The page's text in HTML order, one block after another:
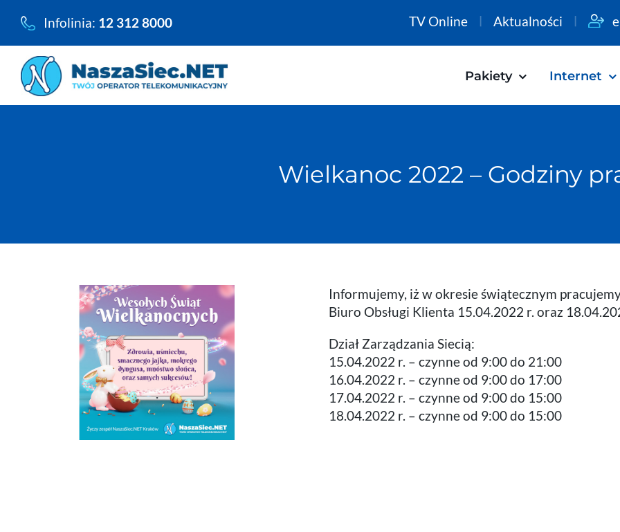
zawartości
Infolinia: 12 312 8000 TV Online Aktualności
Pakiety Internet
Wielkanoc 2022 – Godziny
Informujemy, iż w okresie świątecznym
Biuro Obsługi Klienta 15.04.2022 r. oraz
Dział Zarządzania Siecią:
15.04.2022 r. – czynne od 9:00 do 21:00
16.04.2022 r. – czynne od 9:00 do 17:00
17.04.2022 r. – czynne od 9:00 do 15:00
18.04.2022 r. – czynne od 9:00 do 15:00